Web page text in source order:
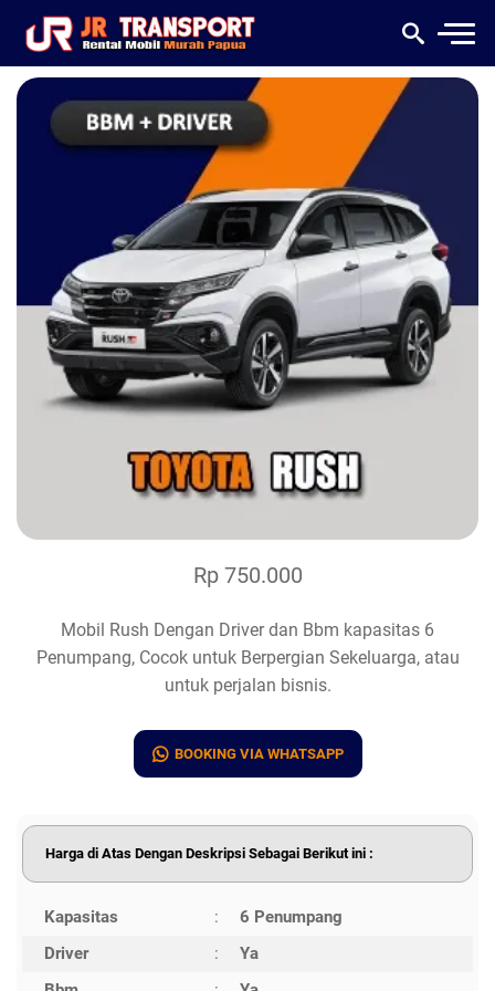
Rp 750.000
Mobil Rush Dengan Driver dan Bbm kapasitas 6
Penumpang, Cocok untuk Berpergian Sekeluarga, atau
untuk perjalan bisnis.
BOOKING VIA WHATSAPP
Harga di Atas Dengan Deskripsi Sebagai Berikut ini :
Kapasitas :
6 Penumpang
Driver
:
Ya